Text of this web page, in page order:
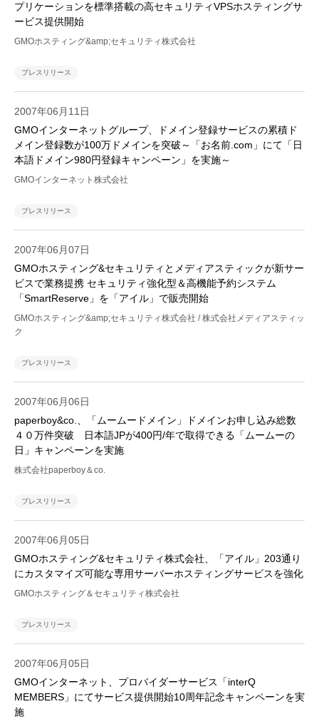
プリケーションを標準搭載の高セキュリティVPSホスティングサ
ービス提供開始
GMOホスティング&amp;セキュリティ株式会社
プレスリリース
2007年06月11日
GMOインターネットグループ、ドメイン登録サービスの累積ド
メイン登録数が100万ドメインを突破～「お名前.com」にて「日
本語ドメイン980円登録キャンペーン」を実施～
GMOインターネット株式会社
プレスリリース
2007年06月07日
GMOホスティング&セキュリティとメディアスティックが新サー
ビスで業務提携 セキュリティ強化型＆高機能予約システム
「SmartReserve」を「アイル」で販売開始
GMOホスティング&amp;セキュリティ株式会社 / 株式会社メディアスティッ
ク
プレスリリース
2007年06月06日
paperboy&co.、「ムームードメイン」ドメインお申し込み総数
４０万件突破 日本語JPが400円/年で取得できる「ムームーの
日」キャンペーンを実施
株式会社paperboy＆co.
プレスリリース
2007年06月05日
GMOホスティング&セキュリティ株式会社、「アイル」203通り
にカスタマイズ可能な専用サーバーホスティングサービスを強化
GMOホスティング＆セキュリティ株式会社
プレスリリース
2007年06月05日
GMOインターネット、プロバイダーサービス「interQ
MEMBERS」にてサービス提供開始10周年記念キャンペーンを実
施